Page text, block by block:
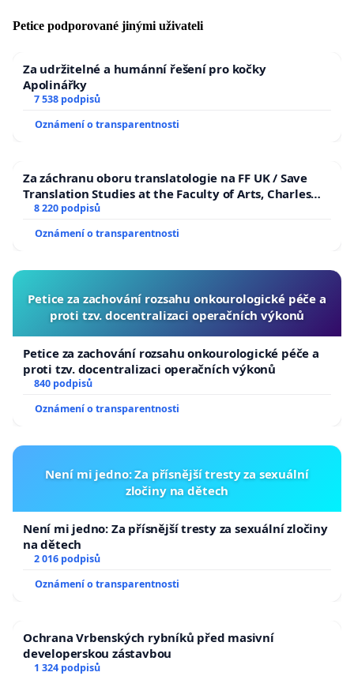
Petice podporované jinými uživateli
Za udržitelné a humánní řešení pro kočky
Apolinářky
7 538 podpisů
Oznámení o transparentnosti
Za záchranu oboru translatologie na FF UK / Save
Translation Studies at the Faculty of Arts, Charles
University
8 220 podpisů
Oznámení o transparentnosti
Petice za zachování rozsahu onkourologické péče a
proti tzv. docentralizaci operačních výkonů
Petice za zachování rozsahu onkourologické péče a
proti tzv. docentralizaci operačních výkonů
840 podpisů
Oznámení o transparentnosti
Není mi jedno: Za přísnější tresty za sexuální
zločiny na dětech
Není mi jedno: Za přísnější tresty za sexuální zločiny
na dětech
2 016 podpisů
Oznámení o transparentnosti
Ochrana Vrbenských rybníků před masivní
developerskou zástavbou
1 324 podpisů